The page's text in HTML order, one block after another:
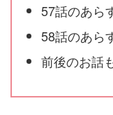
57話のあら
58話のあら
前後のお話